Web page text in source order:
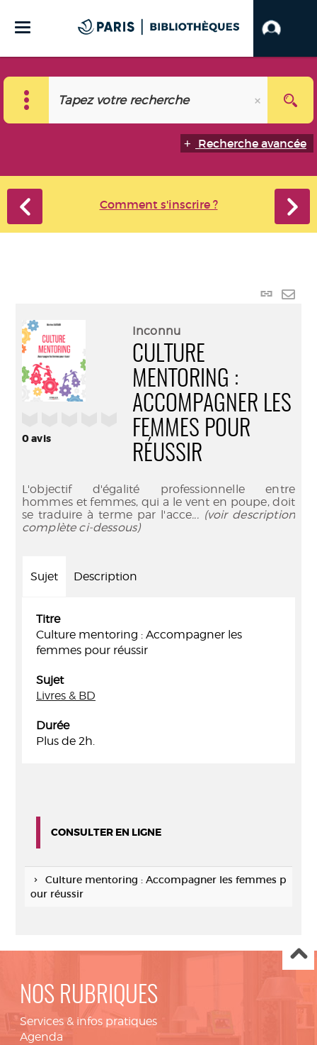
Recherche avancée
Comment s'inscrire ?
Lien
0avis
Inconnu
CULTURE
MENTORING :
ACCOMPAGNER LES
FEMMES POUR
RÉUSSIR
L'objectif d'égalité professionnelle entre
hommes et femmes, qui a le vent en poupe, doit
se traduire à terme par l'acce... (voir description
complète ci-dessous)
Sujet Description
Titre
Culture mentoring : Accompagner les
femmes pour réussir
Sujet
Livres & BD
Durée
Plus de 2h.
CONSULTER EN LIGNE
Culture mentoring : Accompagner les femmes p
our réussir
NOS RUBRIQUES
Services & infos pratiques
Agenda